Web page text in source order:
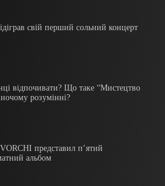
свій перший сольний концерт
відпочивати? Що таке “Мистецтво
розумінні?
представил п’ятий
альбом